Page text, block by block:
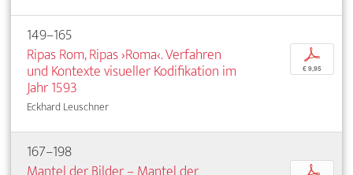
149–165
Ripas Rom, Ripas ›Roma‹. Verfahren
und Kontexte visueller Kodifikation im
Jahr 1593
Eckhard Leuschner
p
€ 9,95
167–198
p